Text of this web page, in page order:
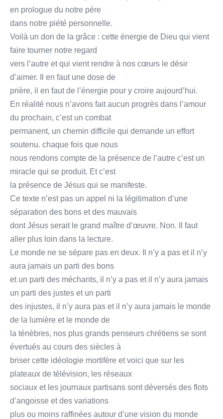
en prologue du notre père
dans notre piété personnelle.
Voilà un don de la grâce : cette énergie de Dieu qui vient
faire tourner notre regard
vers l’autre et qui vient rendre à nos cœurs le désir
d’aimer. Il en faut une dose de
prière, il en faut de l’énergie pour y croire aujourd’hui.
En réalité nous n’avons fait aucun progrès dans l’amour
du prochain, c’est un combat
permanent, un chemin difficile qui demande un effort
soutenu. chaque fois que nous
nous rendons compte de la présence de l’autre c’est un
miracle qui se produit. Et c’est
la présence de Jésus qui se manifeste.
Ce texte n’est pas un appel ni la légitimation d’une
séparation des bons et des mauvais
dont Jésus serait le grand maître d’œuvre. Non. Il faut
aller plus loin dans la lecture.
Le monde ne se sépare pas en deux. Il n’y a pas et il n’y
aura jamais un parti des bons
et un parti des méchants, il n’y a pas et il n’y aura jamais
un parti des justes et un parti
des injustes, il n’y aura pas et il n’y aura jamais le monde
de la lumière et le monde de
la ténèbres, nos plus grands penseurs chrétiens se sont
évertués au cours des siècles à
briser cette idéologie mortifère et voici que sur les
plateaux de télévision, les réseaux
sociaux et les journaux partisans sont déversés des flots
d’angoisse et des variations
plus ou moins raffinées autour d’une vision du monde